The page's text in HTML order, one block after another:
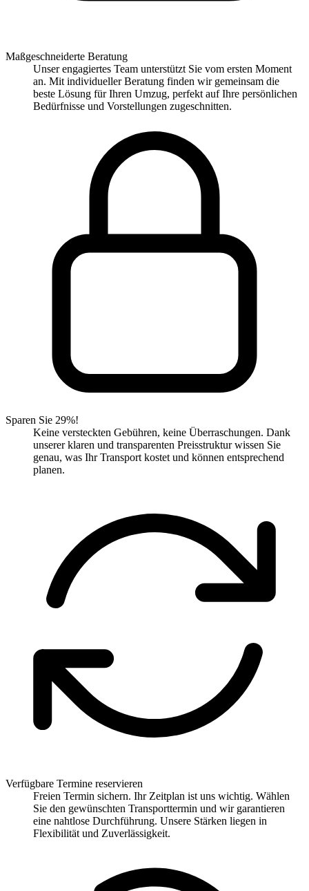
Maßgeschneiderte Beratung
Unser engagiertes Team unterstützt Sie vom ersten Moment
an. Mit individueller Beratung finden wir gemeinsam die
beste Lösung für Ihren Umzug, perfekt auf Ihre persönlichen
Bedürfnisse und Vorstellungen zugeschnitten.
Sparen Sie 29%!
Keine versteckten Gebühren, keine Überraschungen. Dank
unserer klaren und transparenten Preisstruktur wissen Sie
genau, was Ihr Transport kostet und können entsprechend
planen.
Verfügbare Termine reservieren
Freien Termin sichern. Ihr Zeitplan ist uns wichtig. Wählen
Sie den gewünschten Transporttermin und wir garantieren
eine nahtlose Durchführung. Unsere Stärken liegen in
Flexibilität und Zuverlässigkeit.